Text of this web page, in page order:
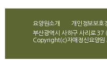
요양원소개 개인정보보호
부산광역시 사하구 사리로
Copyright(c)자매정신요양원